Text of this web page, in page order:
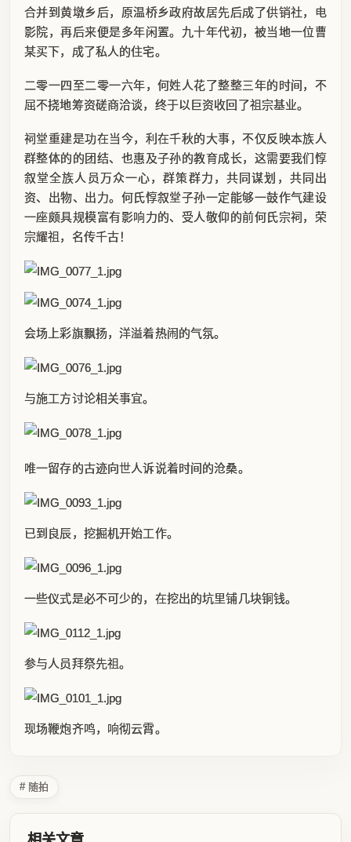
合并到黄墩乡后，原温桥乡政府故居先后成了供销社，电
影院，再后来便是多年闲置。九十年代初，被当地一位曹
某买下，成了私人的住宅。
二零一四至二零一六年，何姓人花了整整三年的时间，不
屈不挠地筹资磋商洽谈，终于以巨资收回了祖宗基业。
祠堂重建是功在当今，利在千秋的大事，不仅反映本族人
群整体的的团结、也惠及子孙的教育成长，这需要我们惇
叙堂全族人员万众一心，群策群力，共同谋划，共同出
资、出物、出力。何氏惇叙堂子孙一定能够一鼓作气建设
一座颇具规模富有影响力的、受人敬仰的前何氏宗祠，荣
宗耀祖，名传千古！
会场上彩旗飘扬，洋溢着热闹的气氛。
与施工方讨论相关事宜。
唯一留存的古迹向世人诉说着时间的沧桑。
已到良辰，挖掘机开始工作。
一些仪式是必不可少的，在挖出的坑里铺几块铜钱。
参与人员拜祭先祖。
现场鞭炮齐鸣，响彻云霄。
# 随拍